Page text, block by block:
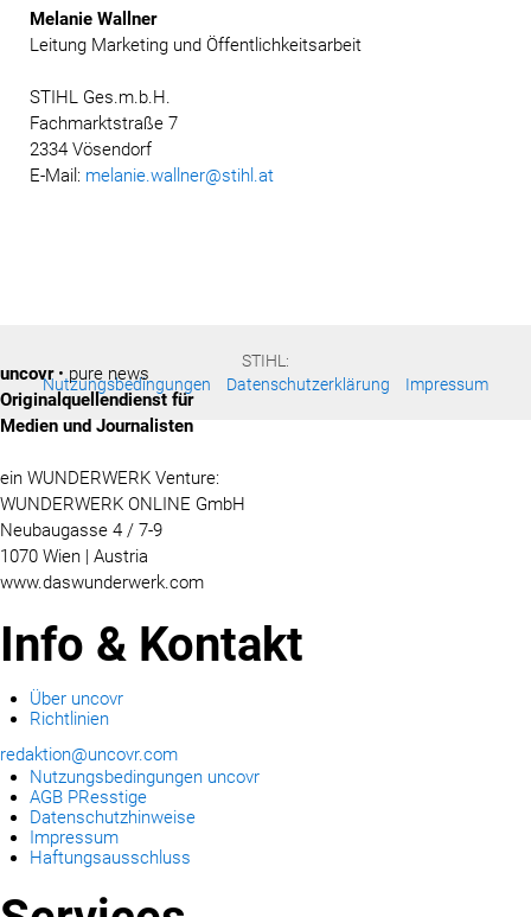
Melanie Wallner
Leitung Marketing und Öffentlichkeitsarbeit
STIHL Ges.m.b.H.
Fachmarktstraße 7
2334 Vösendorf
E-Mail: melanie.wallner@stihl.at
STIHL:
Nutzungsbedingungen
Datenschutzerklärung Impressum
uncovr• pure news
Originalquellendienst für
Medien und Journalisten
ein WUNDERWERK Venture:
WUNDERWERK ONLINE GmbH
Neubaugasse 4 / 7-9
1070 Wien | Austria
www.daswunderwerk.com
Info & Kontakt
Über uncovr
Richtlinien
redaktion@uncovr.com
Nutzungsbedingungen uncovr
AGB PResstige
Datenschutzhinweise
Impressum
Haftungsausschluss